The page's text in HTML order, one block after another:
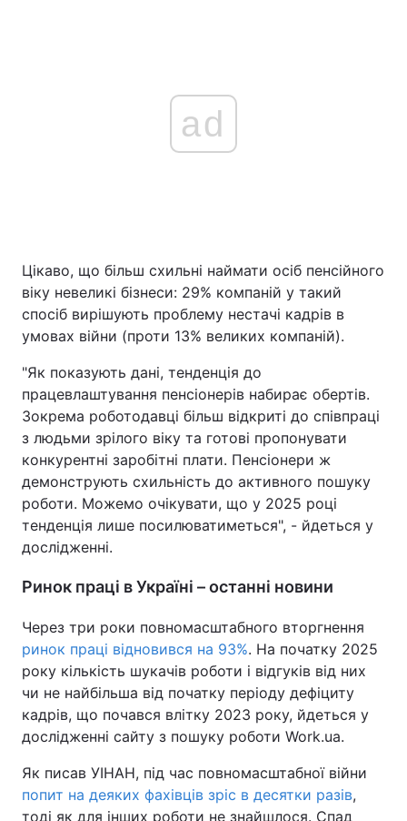
ad
Цікаво, що більш схильні наймати осіб пенсійного
віку невеликі бізнеси: 29% компаній у такий
спосіб вирішують проблему нестачі кадрів в
умовах війни (проти 13% великих компаній).
"Як показують дані, тенденція до
працевлаштування пенсіонерів набирає обертів.
Зокрема роботодавці більш відкриті до співпраці
з людьми зрілого віку та готові пропонувати
конкурентні заробітні плати. Пенсіонери ж
демонструють схильність до активного пошуку
роботи. Можемо очікувати, що у 2025 році
тенденція лише посилюватиметься", - йдеться у
дослідженні.
Ринок праці в Україні – останні новини
Через три роки повномасштабного вторгнення
ринок праці відновився на 93%. На початку 2025
року кількість шукачів роботи і відгуків від них
чи не найбільша від початку періоду дефіциту
кадрів, що почався влітку 2023 року, йдеться у
дослідженні сайту з пошуку роботи Work.ua.
Як писав УІНАН, під час повномасштабної війни
попит на деяких фахівців зріс в десятки разів,
тоді як для інших роботи не знайшлося. Спад